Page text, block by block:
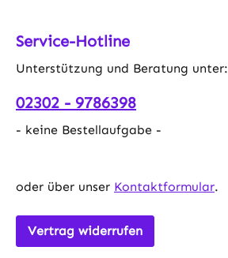
Service-Hotline
Unterstützung und Beratung unter:
02302 - 9786398
- keine Bestellaufgabe -
oder über unser Kontaktformular.
Vertrag widerrufen